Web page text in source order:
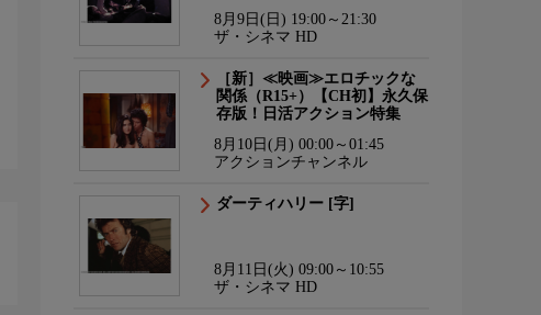
8月9日(日) 19:00～21:30
ザ・シネマ HD
［新］≪映画≫エロチックな
関係（R15+）【CH初】永久保
存版！日活アクション特集
8月10日(月) 00:00～01:45
アクションチャンネル
ダーティハリー [字]
8月11日(火) 09:00～10:55
ザ・シネマ HD